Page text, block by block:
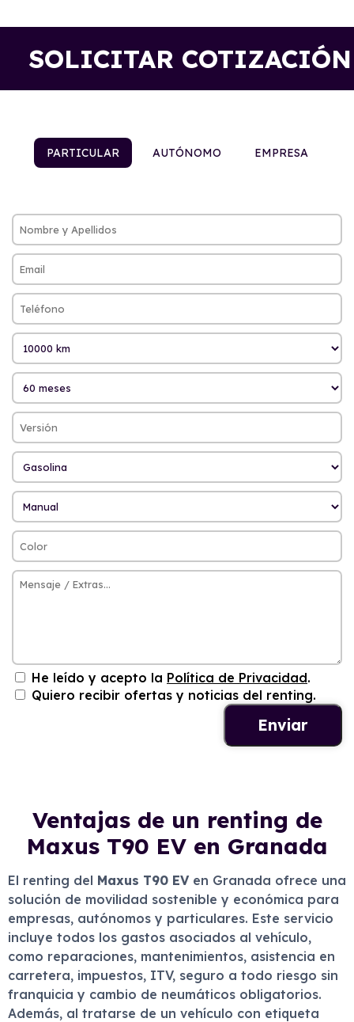
SOLICITAR COTIZACIÓN
PARTICULAR AUTÓNOMO EMPRESA
He leído y acepto la Política de Privacidad.
Quiero recibir ofertas y noticias del renting.
Ventajas de un renting de
Maxus T90 EV en Granada
El renting del Maxus T90 EVen Granada ofrece una
solución de movilidad sostenible y económica para
empresas, autónomos y particulares. Este servicio
incluye todos los gastos asociados al vehículo,
como reparaciones, mantenimientos, asistencia en
carretera, impuestos, ITV, seguro a todo riesgo sin
franquicia y cambio de neumáticos obligatorios.
Además, al tratarse de un vehículo con etiqueta